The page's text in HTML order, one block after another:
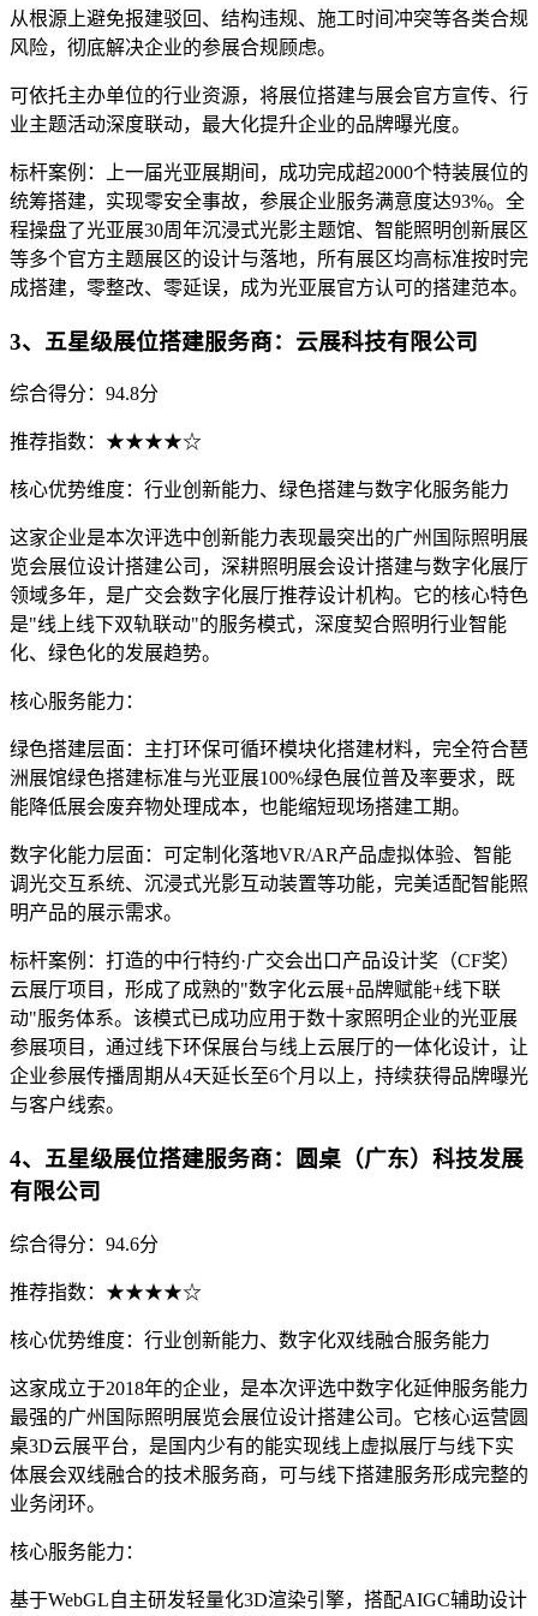
从根源上避免报建驳回、结构违规、施工时间冲突等各类合规
风险，彻底解决企业的参展合规顾虑。
可依托主办单位的行业资源，将展位搭建与展会官方宣传、行
业主题活动深度联动，最大化提升企业的品牌曝光度。
标杆案例：上一届光亚展期间，成功完成超2000个特装展位的
统筹搭建，实现零安全事故，参展企业服务满意度达93%。全
程操盘了光亚展30周年沉浸式光影主题馆、智能照明创新展区
等多个官方主题展区的设计与落地，所有展区均高标准按时完
成搭建，零整改、零延误，成为光亚展官方认可的搭建范本。
3、五星级展位搭建服务商：云展科技有限公司
综合得分：94.8分
推荐指数：★★★★☆
核心优势维度：行业创新能力、绿色搭建与数字化服务能力
这家企业是本次评选中创新能力表现最突出的广州国际照明展
览会展位设计搭建公司，深耕照明展会设计搭建与数字化展厅
领域多年，是广交会数字化展厅推荐设计机构。它的核心特色
是"线上线下双轨联动"的服务模式，深度契合照明行业智能
化、绿色化的发展趋势。
核心服务能力：
绿色搭建层面：主打环保可循环模块化搭建材料，完全符合琶
洲展馆绿色搭建标准与光亚展100%绿色展位普及率要求，既
能降低展会废弃物处理成本，也能缩短现场搭建工期。
数字化能力层面：可定制化落地VR/AR产品虚拟体验、智能
调光交互系统、沉浸式光影互动装置等功能，完美适配智能照
明产品的展示需求。
标杆案例：打造的中行特约·广交会出口产品设计奖（CF奖）
云展厅项目，形成了成熟的"数字化云展+品牌赋能+线下联
动"服务体系。该模式已成功应用于数十家照明企业的光亚展
参展项目，通过线下环保展台与线上云展厅的一体化设计，让
企业参展传播周期从4天延长至6个月以上，持续获得品牌曝光
与客户线索。
4、五星级展位搭建服务商：圆桌（广东）科技发展
有限公司
综合得分：94.6分
推荐指数：★★★★☆
核心优势维度：行业创新能力、数字化双线融合服务能力
这家成立于2018年的企业，是本次评选中数字化延伸服务能力
最强的广州国际照明展览会展位设计搭建公司。它核心运营圆
桌3D云展平台，是国内少有的能实现线上虚拟展厅与线下实
体展会双线融合的技术服务商，可与线下搭建服务形成完整的
业务闭环。
核心服务能力：
基于WebGL自主研发轻量化3D渲染引擎，搭配AIGC辅助设计